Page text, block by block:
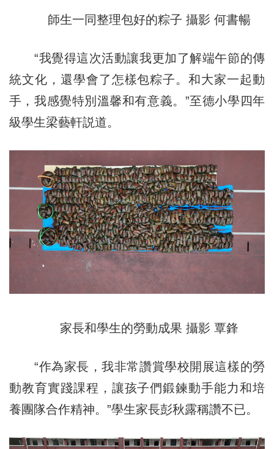
師生一同整理包好的粽子 攝影 何書暢
“我覺得這次活動讓我更加了解端午節的傳
統文化，還學會了怎樣包粽子。和大家一起動
手，我感覺特別溫馨和有意義。”至德小學四年
級學生梁藝軒説道。
家長和學生的勞動成果 攝影 覃鋒
“作為家長，我非常讚賞學校開展這樣的勞
動教育實踐課程，讓孩子們鍛鍊動手能力和培
養團隊合作精神。”學生家長彭秋露稱讚不已。